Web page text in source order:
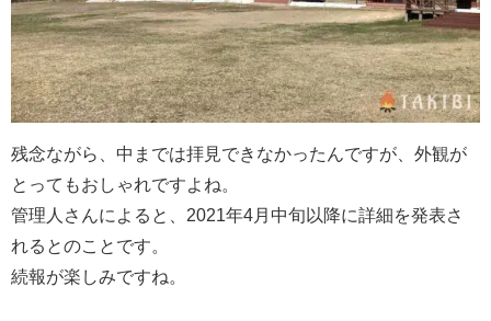
残念ながら、中までは拝見できなかったんですが、外観が
とってもおしゃれですよね。
管理人さんによると、2021年4月中旬以降に詳細を発表さ
れるとのことです。
続報が楽しみですね。